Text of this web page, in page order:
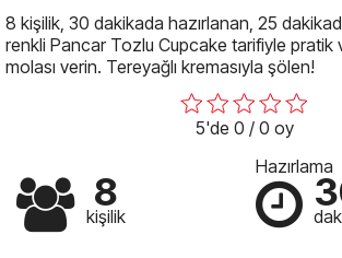
8 kişilik, 30 dakikada hazırlanan, 25
renkli Pancar Tozlu Cupcake tarifiyle pratik
molası verin. Tereyağlı kremasıyla şölen!
5'de 0 / 0 oy
8
kişilik
Hazırlama